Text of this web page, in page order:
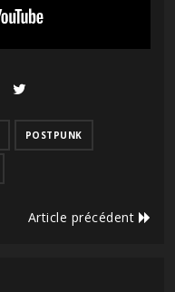
POSTPUNK
Article précédent